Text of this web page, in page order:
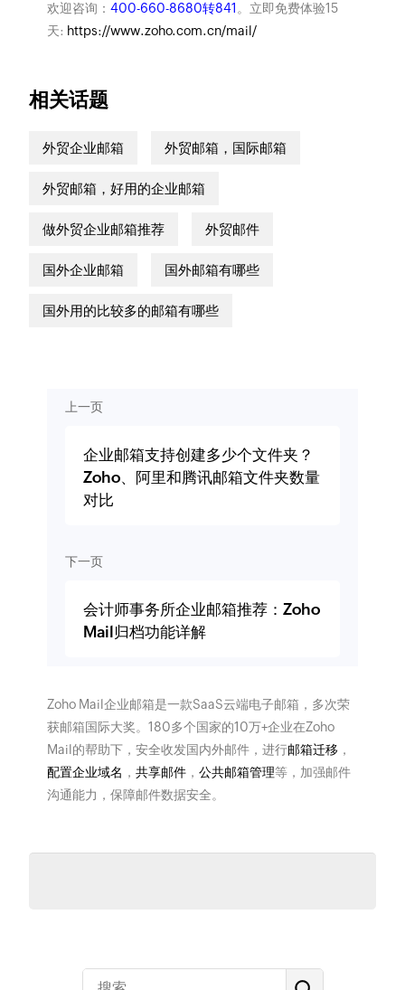
欢迎咨询： 400-660-8680转841 。立即免费体验15
天: https://www.zoho.com.cn/mail/
相关话题
外贸企业邮箱 外贸邮箱，国际邮箱
外贸邮箱，好用的企业邮箱
做外贸企业邮箱推荐 外贸邮件
国外企业邮箱 国外邮箱有哪些
国外用的比较多的邮箱有哪些
上一页
企业邮箱支持创建多少个文件夹？
Zoho、阿里和腾讯邮箱文件夹数量
对比
下一页
会计师事务所企业邮箱推荐：Zoho
Mail归档功能详解
Zoho Mail企业邮箱是一款SaaS云端电子邮箱，多次荣
获邮箱国际大奖。180多个国家的10万+企业在Zoho
Mail的帮助下，安全收发国内外邮件，进行邮箱迁移 ，
配置企业域名 ， 共享邮件， 公共邮箱管理等，加强邮件
沟通能力，保障邮件数据安全。